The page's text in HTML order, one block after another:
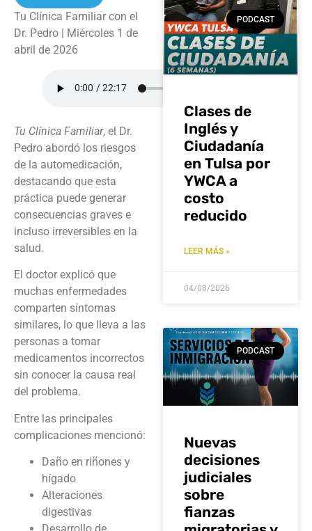
Tu Clínica Familiar con el
Dr. Pedro | Miércoles 1 de
abril de 2026
Tu Clínica Familiar, el Dr.
Pedro abordó los riesgos
de la automedicación,
destacando que esta
práctica puede generar
consecuencias graves e
incluso irreversibles en la
salud.
El doctor explicó que
muchas enfermedades
comparten síntomas
similares, lo que lleva a las
personas a tomar
medicamentos incorrectos
sin conocer la causa real
del problema.
Entre las principales
complicaciones mencionó:
Daño en riñones y
hígado
Alteraciones
digestivas
PODCAST
Clases de
Inglés y
Ciudadanía
en Tulsa por
YWCA a
costo
reducido
LEER MÁS »
04/08/2026
PODCAST
Nuevas
decisiones
judiciales
sobre
fianzas